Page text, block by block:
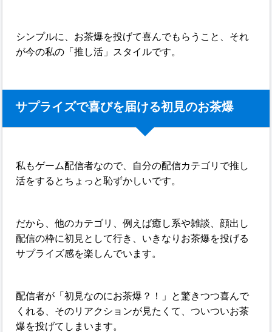
シンプルに、お茶爆を投げて喜んでもらうこと、それ
が今の私の「推し活」スタイルです。
サプライズで喜びを届ける初見のお茶爆
私もゲーム配信者なので、自分の配信カテゴリで推し
活をするとちょっと恥ずかしいです。
だから、他のカテゴリ、例えば癒し系や雑談、顔出し
配信の枠に初見として行き、いきなりお茶爆を投げる
サプライズ感を楽しんでいます。
配信者が「初見なのにお茶爆？！」と驚きつつ喜んで
くれる、そのリアクションが見たくて、ついついお茶
爆を投げてしまいます。